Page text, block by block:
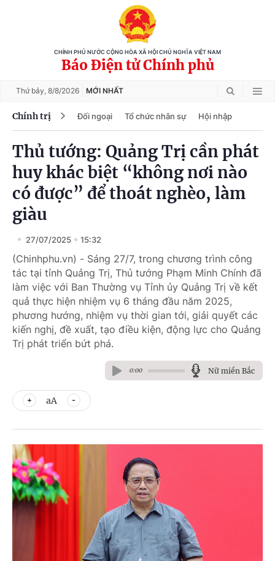
CHÍNH PHỦ NƯỚC CỘNG HÒA XÃ HỘI CHỦ NGHĨA VIỆT NAM
Báo Điện tử Chính phủ
Thứ bảy, 8/8/2026 MỚI NHẤT
Chính trị Đối ngoại Tổ chức nhân sự Hội nhập
Thủ tướng: Quảng Trị cần phát
huy khác biệt “không nơi nào
có được” để thoát nghèo, làm
giàu
27/07/2025 15:32
(Chinhphu.vn) - Sáng 27/7, trong chương trình công
tác tại tỉnh Quảng Trị, Thủ tướng Phạm Minh Chính đã
làm việc với Ban Thường vụ Tỉnh ủy Quảng Trị về kết
quả thực hiện nhiệm vụ 6 tháng đầu năm 2025,
phương hướng, nhiệm vụ thời gian tới, giải quyết các
kiến nghị, đề xuất, tạo điều kiện, động lực cho Quảng
Trị phát triển bứt phá.
0:00 Nữ miền Bắc
aA